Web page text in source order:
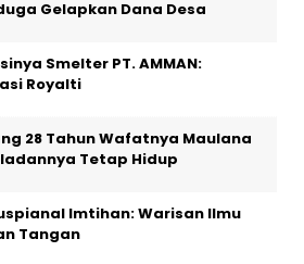
Gelapkan Dana Desa
Smelter PT. AMMAN:
Royalti
28 Tahun Wafatnya Maulana
Tetap Hidup
Imtihan: Warisan Ilmu
Tangan